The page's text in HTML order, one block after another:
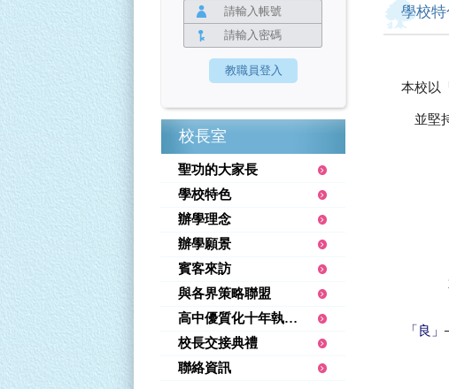
校長室
聖功的大家長
學校特色
辦學理念
辦學願景
賓客來訪
與各界策略聯盟
高中優質化十年執行績優
校長交接典禮
聯絡資訊
學校
本校以
並堅
「良」